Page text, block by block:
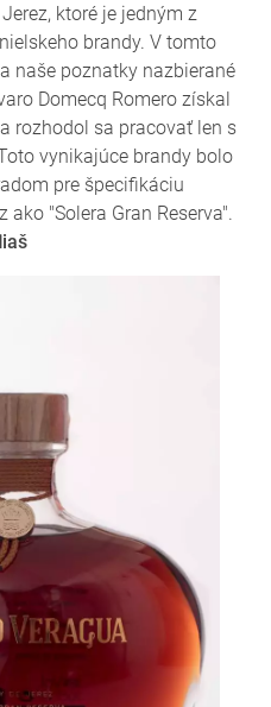
ktoré je jedným z
brandy. V tomto
naše poznatky nazbierané
Domecq Romero získal
rozhodol sa pracovať len s
vynikajúce brandy bolo
pre špecifikáciu
"Solera Gran Reserva".